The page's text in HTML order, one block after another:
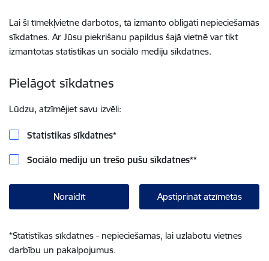
Lai šī tīmekļvietne darbotos, tā izmanto obligāti nepieciešamās
sīkdatnes. Ar Jūsu piekrišanu papildus šajā vietnē var tikt
izmantotas statistikas un sociālo mediju sīkdatnes.
Pielāgot sīkdatnes
Lūdzu, atzīmējiet savu izvēli:
Statistikas sīkdatnes*
Sociālo mediju un trešo pušu sīkdatnes**
Noraidīt Apstiprināt atzīmētās
*Statistikas sīkdatnes - nepieciešamas, lai uzlabotu vietnes
darbību un pakalpojumus.